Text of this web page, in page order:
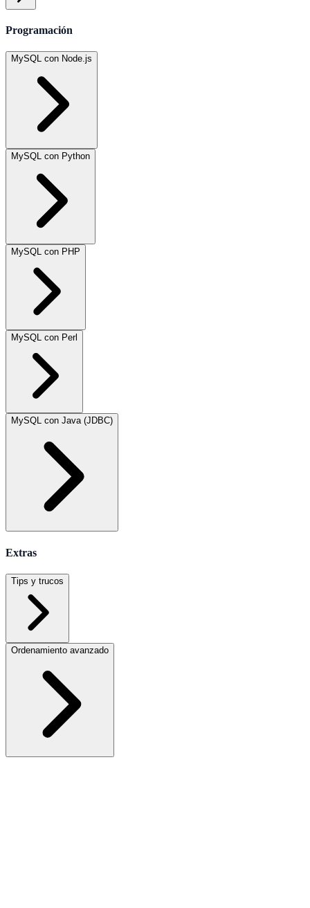
Programación
MySQL con Node.js
MySQL con Python
MySQL con PHP
MySQL con Perl
MySQL con Java (JDBC)
Extras
Tips y trucos
Ordenamiento avanzado